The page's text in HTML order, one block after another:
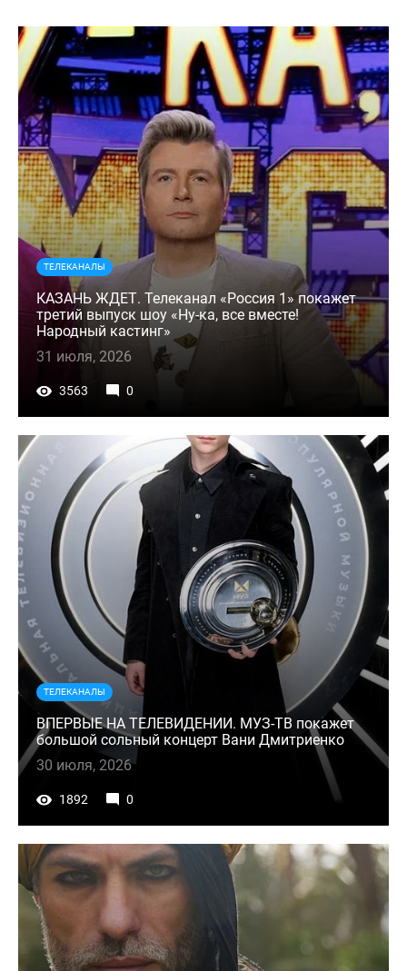
ТЕЛЕКАНАЛЫ
КАЗАНЬ ЖДЕТ. Телеканал «Россия 1» покажет
третий выпуск шоу «Ну-ка, все вместе!
Народный кастинг»
31 июля, 2026
3563 0
ТЕЛЕКАНАЛЫ
ВПЕРВЫЕ НА ТЕЛЕВИДЕНИИ. МУЗ-ТВ покажет
большой сольный концерт Вани Дмитриенко
30 июля, 2026
1892 0